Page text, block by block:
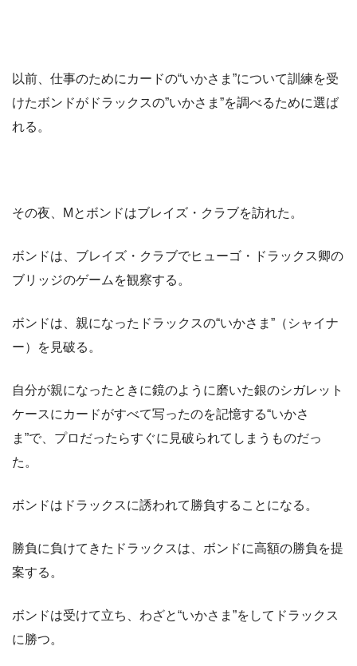
以前、仕事のためにカードの“いかさま”について訓練を受
けたボンドがドラックスの”いかさま”を調べるために選ば
れる。
その夜、Mとボンドはブレイズ・クラブを訪れた。
ボンドは、ブレイズ・クラブでヒューゴ・ドラックス卿の
ブリッジのゲームを観察する。
ボンドは、親になったドラックスの“いかさま”（シャイナ
ー）を見破る。
自分が親になったときに鏡のように磨いた銀のシガレット
ケースにカードがすべて写ったのを記憶する“いかさ
ま”で、プロだったらすぐに見破られてしまうものだっ
た。
ボンドはドラックスに誘われて勝負することになる。
勝負に負けてきたドラックスは、ボンドに高額の勝負を提
案する。
ボンドは受けて立ち、わざと“いかさま”をしてドラックス
に勝つ。